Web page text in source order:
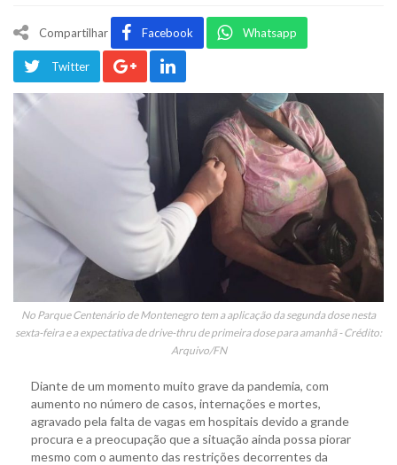
Compartilhar Facebook Whatsapp
Twitter
No Parque Centenário de Montenegro tem a aplicação da segunda dose nesta
sexta-feira e a expectativa de drive-thru de primeira dose para amanhã - Crédito:
Arquivo/FN
Diante de um momento muito grave da pandemia, com
aumento no número de casos, internações e mortes,
agravado pela falta de vagas em hospitais devido a grande
procura e a preocupação que a situação ainda possa piorar
mesmo com o aumento das restrições decorrentes da